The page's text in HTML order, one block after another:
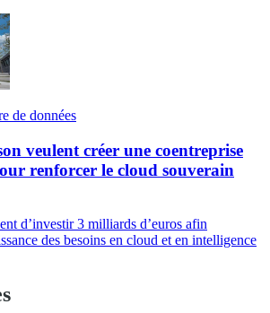
de données
veulent créer une coentreprise
renforcer le cloud souverain
d’investir 3 milliards d’euros afin
des besoins en cloud et en intelligence